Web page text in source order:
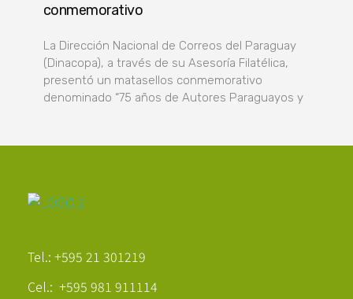
conmemorativo
La Dirección Nacional de Correos del Paraguay
(Dinacopa), a través de su Asesoría Filatélica,
presentó un matasellos conmemorativo
denominado “75 años de Autores Paraguayos y
Tel.: +595 21 301219
Cel.: +595 981 911114